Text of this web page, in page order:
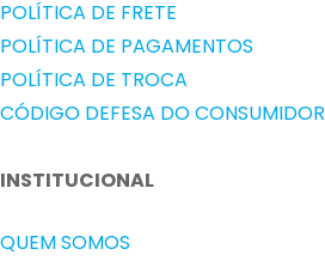
POLÍTICA DE FRETE
POLÍTICA DE PAGAMENTOS
POLÍTICA DE TROCA
CÓDIGO DEFESA DO CONSUMIDOR
INSTITUCIONAL
QUEM SOMOS